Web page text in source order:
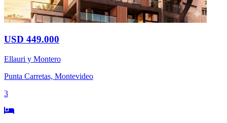
USD 449.000
Ellauri y Montero
Punta Carretas, Montevideo
3